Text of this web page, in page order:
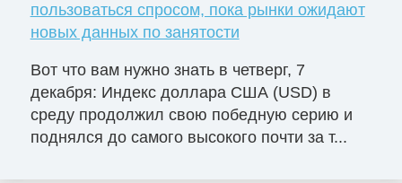
пользоваться спросом, пока рынки ожидают
новых данных по занятости
Вот что вам нужно знать в четверг, 7
декабря: Индекс доллара США (USD) в
среду продолжил свою победную серию и
поднялся до самого высокого почти за т...